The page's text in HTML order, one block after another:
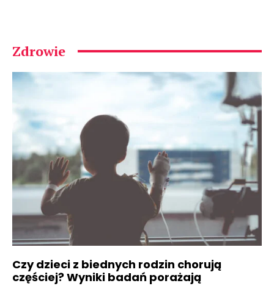
Zdrowie
Czy dzieci z biednych rodzin chorują
częściej? Wyniki badań porażają